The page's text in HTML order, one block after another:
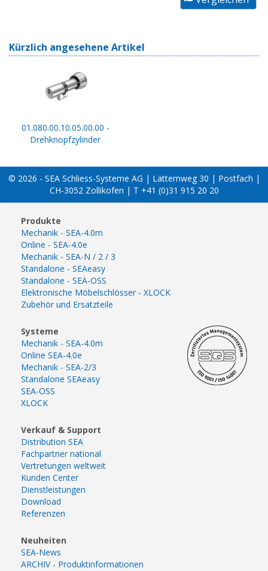
Kürzlich angesehene Artikel
01.080.00.10.05.00.00 -
Drehknopfzylinder
© 2026 - SEA Schliess-Systeme AG | Lätternweg 30 | Postfach |
CH-3052 Zollikofen | T +41 (0)31 915 20 20
Produkte
Mechanik - SEA-4.0m
Online - SEA-4.0e
Mechanik - SEA-N / 2 / 3
Standalone - SEAeasy
Standalone - SEA-OSS
Elektronische Möbelschlösser - XLOCK
Zubehör und Ersatzteile
Systeme
Mechanik - SEA-4.0m
Online SEA-4.0e
Mechanik - SEA-2/3
Standalone SEAeasy
SEA-OSS
XLOCK
Verkauf & Support
Distribution SEA
Fachpartner national
Vertretungen weltweit
Kunden Center
Dienstleistungen
Download
Referenzen
Neuheiten
SEA-News
ARCHIV - Produktinformationen